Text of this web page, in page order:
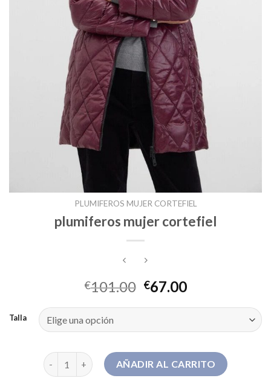
PLUMIFEROS MUJER CORTEFIEL
plumiferos mujer cortefiel
€101.00 €67.00
Talla
plumiferos mujer cortefiel cantidad
AÑADIR AL CARRITO